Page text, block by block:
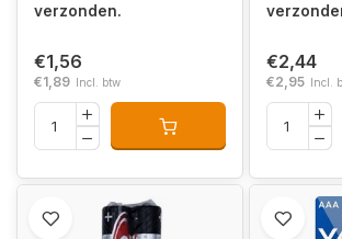
verzonden.
€1,56
€1,89 Incl. btw
€2,44
€2,95 Incl.